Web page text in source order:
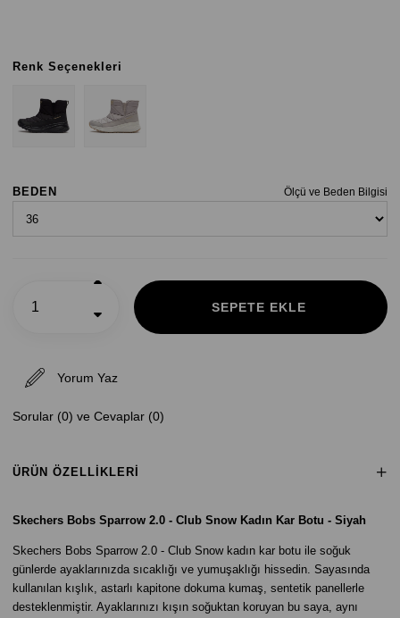
Renk Seçenekleri
Ölçü ve Beden Bilgisi
BEDEN
Yorum Yaz
Sorular (0) ve Cevaplar (0)
ÜRÜN ÖZELLIKLERI
Skechers Bobs Sparrow 2.0 - Club Snow Kadın Kar Botu - Siyah
Skechers Bobs Sparrow 2.0 - Club Snow kadın kar botu ile soğuk
günlerde ayaklarınızda sıcaklığı ve yumuşaklığı hissedin. Sayasında
kullanılan kışlık, astarlı kapitone dokuma kumaş, sentetik panellerle
desteklenmiştir. Ayaklarınızı kışın soğuktan koruyan bu saya, aynı